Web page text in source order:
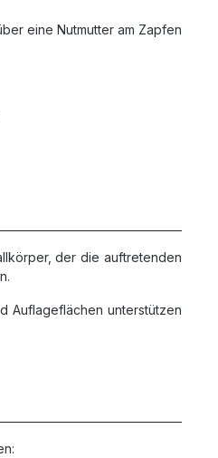
eine Nutmutter am Zapfen
der die auftretenden
Auflageflächen unterstützen